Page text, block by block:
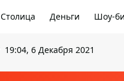
Столица Деньги Шоу-
19:04, 6 Декабря 2021